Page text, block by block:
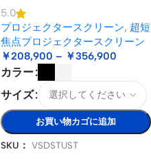
クリーン
5.0
プロジェクタースクリーン, 超短
焦点プロジェクタースクリーン
￥208,900 – ￥356,900
カラー
サイズ
お買い物カゴに追加
SKU： VSDSTUST